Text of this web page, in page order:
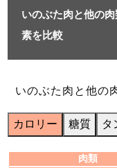
いのぶた肉と他の
素を比較
いのぶた肉と他の
カロリー 糖質 タ
肉類